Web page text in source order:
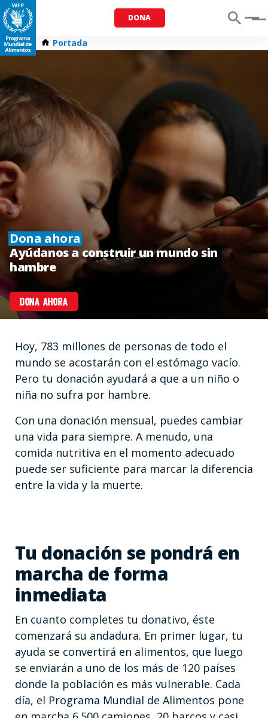
DONA Menu
Portada
Dona ahora
Ayúdanos a construir un mundo sin
hambre
DONA AHORA
Hoy, 783 millones de personas de todo el
mundo se acostarán con el estómago vacío.
Pero tu donación ayudará a que a un niño o
niña no sufra por hambre.
Con una donación mensual, puedes cambiar
una vida para siempre. A menudo, una
comida nutritiva en el momento adecuado
puede ser suficiente para marcar la diferencia
entre la vida y la muerte.
Tu donación se pondrá en
marcha de forma
inmediata
En cuanto completes tu donativo, éste
comenzará su andadura. En primer lugar, tu
ayuda se convertirá en alimentos, que luego
se enviarán a uno de los más de 120 países
donde la población es más vulnerable. Cada
día, el Programa Mundial de Alimentos pone